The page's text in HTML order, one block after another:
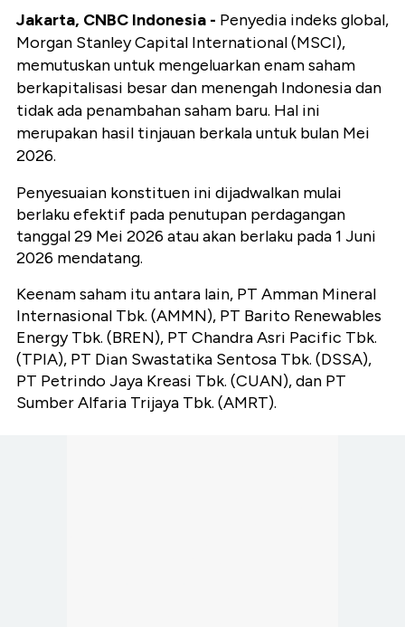
Jakarta, CNBC Indonesia - Penyedia indeks global,
Morgan Stanley Capital International (MSCI),
memutuskan untuk mengeluarkan enam saham
berkapitalisasi besar dan menengah Indonesia dan
tidak ada penambahan saham baru. Hal ini
merupakan hasil tinjauan berkala untuk bulan Mei
2026.
Penyesuaian konstituen ini dijadwalkan mulai
berlaku efektif pada penutupan perdagangan
tanggal 29 Mei 2026 atau akan berlaku pada 1 Juni
2026 mendatang.
Keenam saham itu antara lain, PT Amman Mineral
Internasional Tbk. (AMMN), PT Barito Renewables
Energy Tbk. (BREN), PT Chandra Asri Pacific Tbk.
(TPIA), PT Dian Swastatika Sentosa Tbk. (DSSA),
PT Petrindo Jaya Kreasi Tbk. (CUAN), dan PT
Sumber Alfaria Trijaya Tbk. (AMRT).